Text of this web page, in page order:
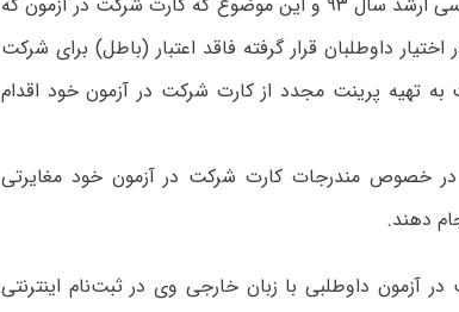
داوطلبان قرار گرفته فاقد اعتبار (باطل) برای شرکت
به تهیه پرینت مجدد از کارت شرکت در آزمون خود اقدام
در خصوص مندرجات کارت شرکت در آزمون خود مغایرتی
دهند.
آزمون داوطلبی با زبان‌ خارجی‌ وی‌ در ثبت‌نام‌ اینترنتی